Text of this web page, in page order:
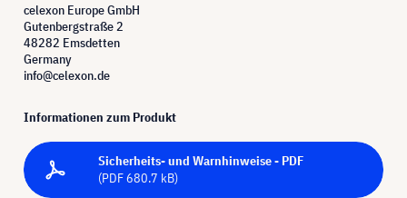
celexon Europe GmbH
Gutenbergstraße 2
48282 Emsdetten
Germany
info@celexon.de
Informationen zum Produkt
Sicherheits- und Warnhinweise - PDF
(PDF 680.7 kB)